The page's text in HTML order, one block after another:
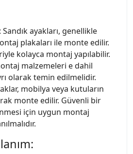
: Sandık ayakları, genellikle
plakaları ile monte edilir.
kolayca montaj yapılabilir.
malzemeleri e dahil
olarak temin edilmelidir.
mobilya veya kutuların
monte edilir. Güvenli bir
için uygun montaj